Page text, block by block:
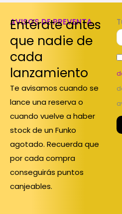
AVISOS DE PREVENTA
Entérate antes
que nadie de
cada
lanzamiento
Te avisamos cuando se
lance una reserva o
cuando vuelve a haber
stock de un Funko
agotado. Recuerda que
por cada compra
conseguirás puntos
canjeables.